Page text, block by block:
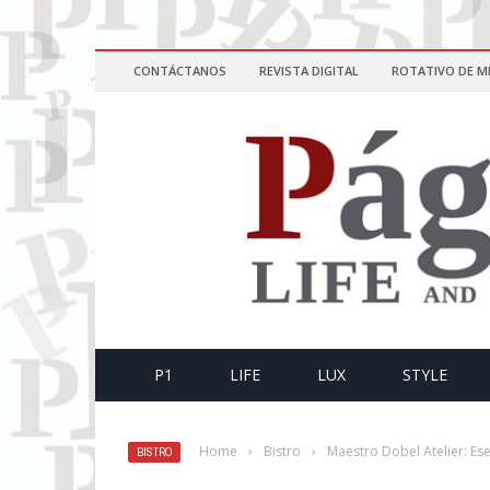
CONTÁCTANOS REVISTA DIGITAL ROTATIVO DE
P1 LIFE LUX STYLE
BISTRO Home › Bistro › Maestro Dobel Atelier: